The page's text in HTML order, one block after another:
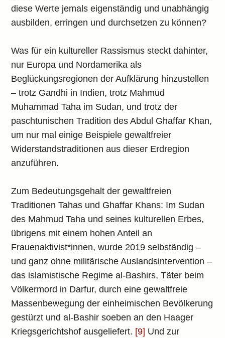
diese Werte jemals eigenständig und unabhängig
ausbilden, erringen und durchsetzen zu können?
Was für ein kultureller Rassismus steckt dahinter,
nur Europa und Nordamerika als
Beglückungsregionen der Aufklärung hinzustellen
– trotz Gandhi in Indien, trotz Mahmud
Muhammad Taha im Sudan, und trotz der
paschtunischen Tradition des Abdul Ghaffar Khan,
um nur mal einige Beispiele gewaltfreier
Widerstandstraditionen aus dieser Erdregion
anzuführen.
Zum Bedeutungsgehalt der gewaltfreien
Traditionen Tahas und Ghaffar Khans: Im Sudan
des Mahmud Taha und seines kulturellen Erbes,
übrigens mit einem hohen Anteil an
Frauenaktivist*innen, wurde 2019 selbständig –
und ganz ohne militärische Auslandsintervention –
das islamistische Regime al-Bashirs, Täter beim
Völkermord in Darfur, durch eine gewaltfreie
Massenbewegung der einheimischen Bevölkerung
gestürzt und al-Bashir soeben an den Haager
Kriegsgerichtshof ausgeliefert. [9] Und zur